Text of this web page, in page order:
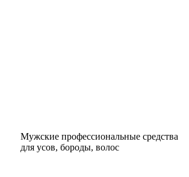
Мужские профессиональные средства
для усов, бороды, волос